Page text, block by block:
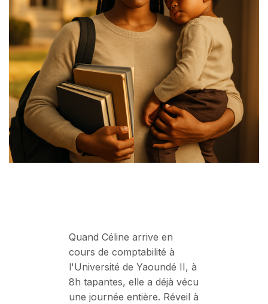
Quand Céline arrive en
cours de comptabilité à
l'Université de Yaoundé II, à
8h tapantes, elle a déjà vécu
une journée entière. Réveil à